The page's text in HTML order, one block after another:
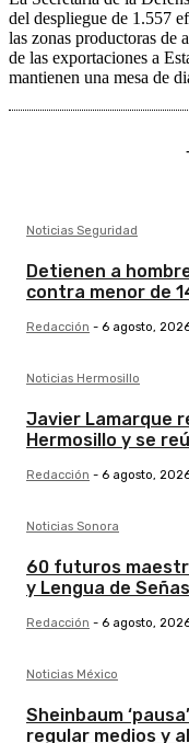
del despliegue de 1.557
las zonas productoras de
de las exportaciones a
mantienen una mesa de
Noticias Seguridad
Detienen a
contra menor de
Redacción - 6 agosto,
Noticias Hermosillo
Javier Lamarque
Hermosillo y se
Redacción - 6 agosto,
Noticias Sonora
60 futuros
y Lengua de
Redacción - 6 agosto,
Noticias México
Sheinbaum
regular medios y